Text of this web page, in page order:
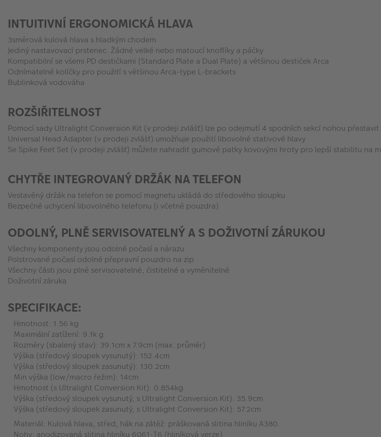
INTUITIVNÍ ERGONOMICKÁ HLAVA
3směrová kulová hlava s hladkým chodem
Jediný nastavovací prstenec. Žádné velké nebo matoucí knoflíky a páčky
Kompatibilní se všemi PD destičkami (Standard Plate a Dual Plate) a většinou destiček Arca
Odnímatelné kolíčky pro použití s většinou Arca-type L-brackets
Bublinková vodováha
ROZŠIŘITELNOST
Pomocí sady Ultralight Conversion Kit (v prodeji zvlášť) lze po odejmutí 4 spodních sekcí nohou
Universal Head Adapter (v prodeji zvlášť) umožňuje použití libovolné stativové hlavy
Se Spike Feet Set (v prodeji zvlášť) můžete nahradit gumové patky kovovými hroty pro lepší stabilitu na
CHYTŘE INTEGROVANÝ DRŽÁK NA TELEFON
Vestavěný držák na telefon se pomocí magnetu ukládá do středového sloupku
Bezpečné uchycení libovolného telefonu (i včetně pouzdra)
ODOLNÝ, PLNĚ SERVISOVATELNÝ A S DOŽIVOTNÍ ZÁRUKOU
Všechny komponenty jsou odolné počasí a nárazu
Polstrované počasí odolné přepravní pouzdro na zip
Všechny části jsou plně servisovatelné, čistitelné a vyměnitelné
Doživotní záruka
SPECIFIKACE:
Hmotnost: 1.56 kg
Maximální zatížení: 9.1k g
Rozměry (sbalený stav): 39.1cm x 7.9cm (max. průměr)
Výška (středový sloupek vysunutý): 152.4cm
Výška (středový sloupek zasunutý): 130.2cm
Min výška (low/macro řežim): 14cm
Hmotnost (s Ultralight Conversion Kit): 0.854kg
Výška (středový sloupek vysunutý, s Ultralight Conversion Kit): 35.9cm
Výška (středový sloupek zasunutý, s Ultralight Conversion Kit): 57.2cm
Materiál: Kulová hlava, střed, hák na zátěž: práškovaná slitina hliníku A380.
Nohy: anodizovaná slitina hliníku 6061-T6 (hliníková verze)